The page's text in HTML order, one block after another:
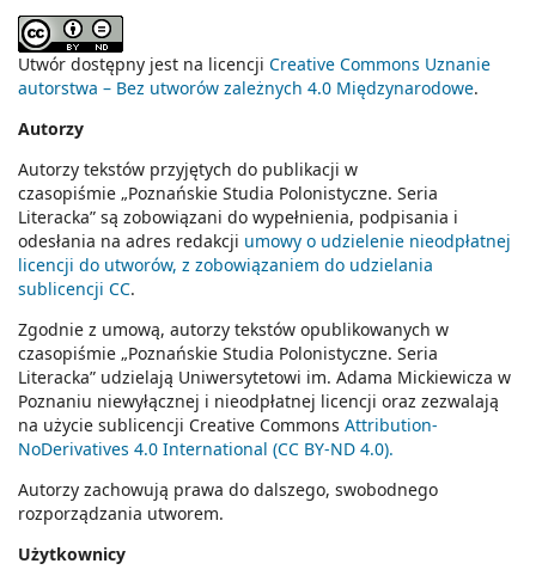
Utwór dostępny jest na licencji Creative Commons Uznanie
autorstwa – Bez utworów zależnych 4.0 Międzynarodowe.
Autorzy
Autorzy tekstów przyjętych do publikacji w
czasopiśmie „Poznańskie Studia Polonistyczne. Seria
Literacka” są zobowiązani do wypełnienia, podpisania i
odesłania na adres redakcji umowy o udzielenie nieodpłatnej
licencji do utworów, z zobowiązaniem do udzielania
sublicencji CC.
Zgodnie z umową, autorzy tekstów opublikowanych w
czasopiśmie „Poznańskie Studia Polonistyczne. Seria
Literacka” udzielają Uniwersytetowi im. Adama Mickiewicza w
Poznaniu niewyłącznej i nieodpłatnej licencji oraz zezwalają
na użycie sublicencji Creative Commons Attribution-
NoDerivatives 4.0 International (CC BY-ND 4.0).
Autorzy zachowują prawa do dalszego, swobodnego
rozporządzania utworem.
Użytkownicy